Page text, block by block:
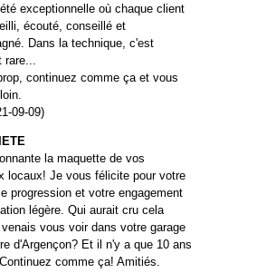
exceptionnelle où chaque client
écouté, conseillé et
Dans la technique, c'est
rare...
continuez comme ça et vous
09-09)
la maquette de vos
locaux! Je vous félicite pour votre
progression et votre engagement
légère. Qui aurait cru cela
vous voir dans votre garage
d'Argençon? Et il n'y a que 10 ans
comme ça! Amitiés.